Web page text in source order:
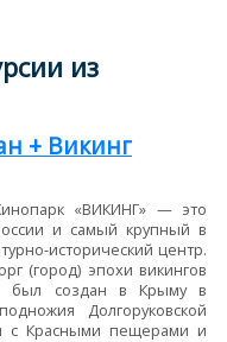
из
+ Викинг
«ВИКИНГ» — это
и самый крупный в
исторический центр.
(город) эпохи викингов
был создан в Крыму в
Долгоруковской
с Красными пещерами и